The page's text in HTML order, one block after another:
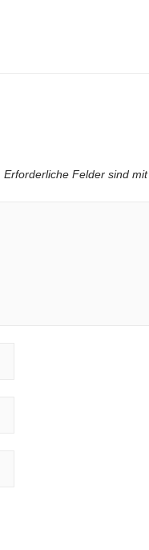
Erforderliche Felder sind mit